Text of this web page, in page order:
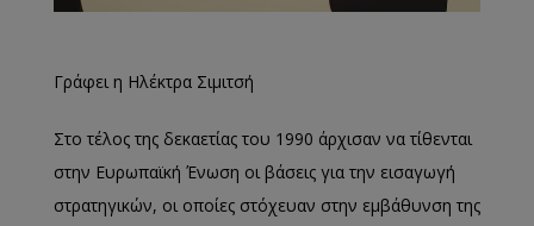
Γράφει η Ηλέκτρα Σιμιτσή
Στο τέλος της δεκαετίας του 1990 άρχισαν να τίθενται
στην Ευρωπαϊκή Ένωση οι βάσεις για την εισαγωγή
στρατηγικών, οι οποίες στόχευαν στην εμβάθυνση της